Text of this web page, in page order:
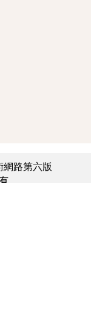
網路第六版